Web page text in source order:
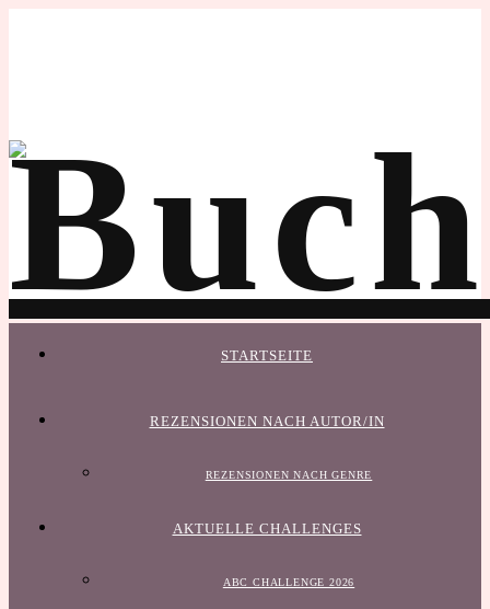
STARTSEITE
REZENSIONEN NACH AUTOR/IN
REZENSIONEN NACH GENRE
AKTUELLE CHALLENGES
ABC CHALLENGE 2026